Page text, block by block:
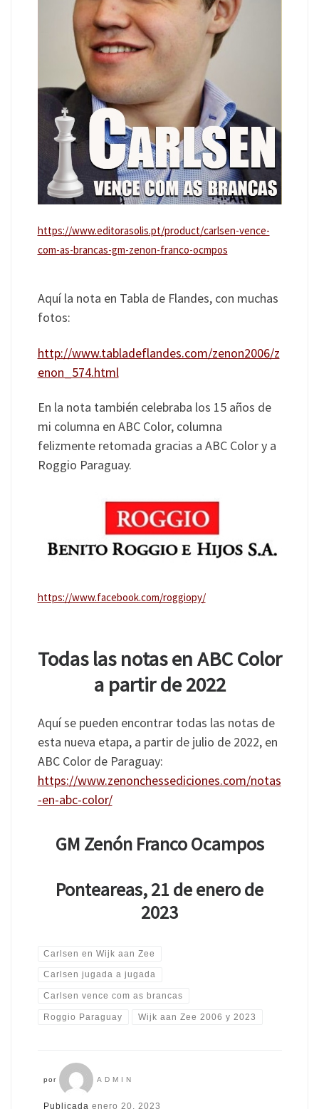
https://www.editorasolis.pt/product/carlsen-vence-
com-as-brancas-gm-zenon-franco-ocmpos
Aquí la nota en Tabla de Flandes, con muchas
fotos:
http://www.tabladeflandes.com/zenon2006/z
enon_574.html
En la nota también celebraba los 15 años de
mi columna en ABC Color, columna
felizmente retomada gracias a ABC Color y a
Roggio Paraguay.
https://www.facebook.com/roggiopy/
Todas las notas en ABC Color
a partir de 2022
Aquí se pueden encontrar todas las notas de
esta nueva etapa, a partir de julio de 2022, en
ABC Color de Paraguay:
https://www.zenonchessediciones.com/notas
-en-abc-color/
GM Zenón Franco Ocampos
Ponteareas, 21 de enero de
2023
Carlsen en Wijk aan Zee
Carlsen jugada a jugada
Carlsen vence com as brancas
Roggio Paraguay Wijk aan Zee 2006 y 2023
por ADMIN
Publicada enero 20, 2023